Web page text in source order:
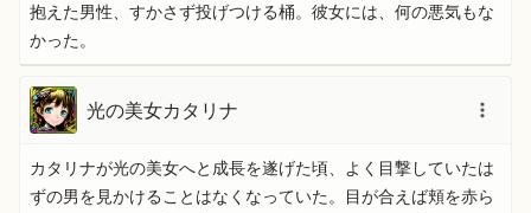
抱えた男性、すかさず投げつける桶。彼女には、何の悪気もな
かった。
光の美女カタリナ
カタリナが光の美女へと成長を遂げた頃、よく目撃していたは
ずの男を見かけることはなくなっていた。目が合えば頬を赤ら